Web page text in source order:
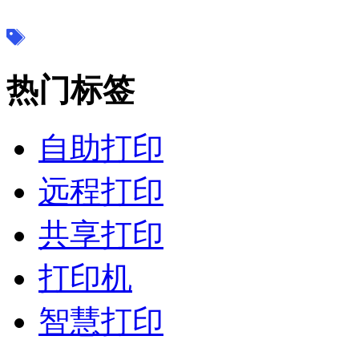
热门标签
自助打印
远程打印
共享打印
打印机
智慧打印